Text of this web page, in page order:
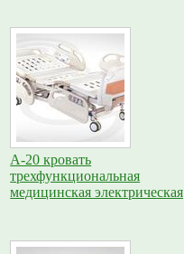
A-20 кровать
трехфункциональная
медицинская электрическая